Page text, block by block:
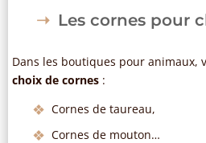
Les cornes pour
Dans les boutiques pour animaux,
choix de cornes :
Cornes de taureau,
Cornes de mouton…